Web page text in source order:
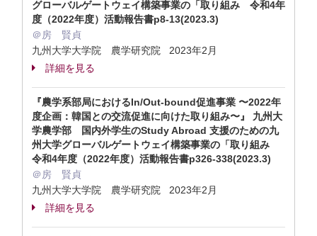
グローバルゲートウェイ構築事業の「取り組み 令和4年
度（2022年度）活動報告書p8-13(2023.3)
＠房 賢貞
九州大学大学院 農学研究院 2023年2月
詳細を見る
『農学系部局におけるIn/Out-bound促進事業 〜2022年
度企画：韓国との交流促進に向けた取り組み〜』 九州大
学農学部 国内外学生のStudy Abroad 支援のための九
州大学グローバルゲートウェイ構築事業の「取り組み
令和4年度（2022年度）活動報告書p326-338(2023.3)
＠房 賢貞
九州大学大学院 農学研究院 2023年2月
詳細を見る